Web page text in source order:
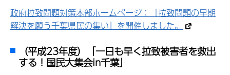
政府拉致問題対策本部ホームページ：「拉致問題の早期
解決を願う千葉県民の集い」を開催しました。
（平成23年度）「一日も早く拉致被害者を救出
する！国民大集会in千葉」